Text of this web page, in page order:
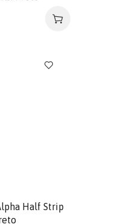
Half Strip